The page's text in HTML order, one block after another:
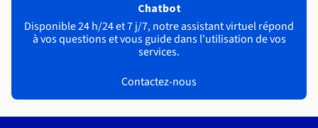
Chatbot
Disponible 24 h/24 et 7 j/7, notre assistant virtuel répond
à vos questions et vous guide dans l'utilisation de vos
services.
Contactez-nous